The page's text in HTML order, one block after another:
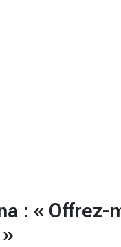
: « Offrez-